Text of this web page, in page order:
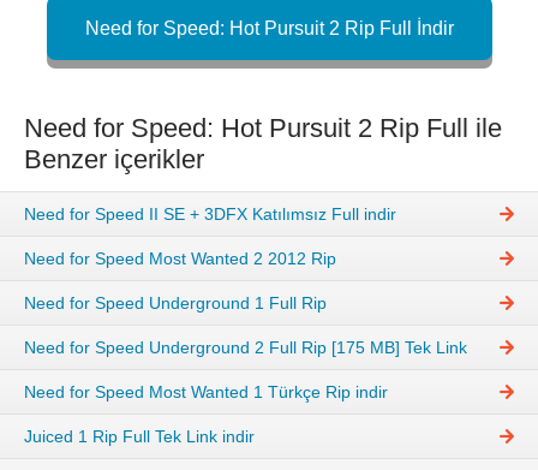
Need for Speed: Hot Pursuit 2 Rip Full İndir
Need for Speed: Hot Pursuit 2 Rip Full ile
Benzer içerikler
Need for Speed II SE + 3DFX Katılımsız Full indir
Need for Speed Most Wanted 2 2012 Rip
Need for Speed Underground 1 Full Rip
Need for Speed Underground 2 Full Rip [175 MB] Tek Link
Need for Speed Most Wanted 1 Türkçe Rip indir
Juiced 1 Rip Full Tek Link indir